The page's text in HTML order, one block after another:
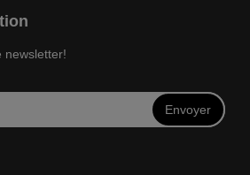
newsletter!
Envoyer